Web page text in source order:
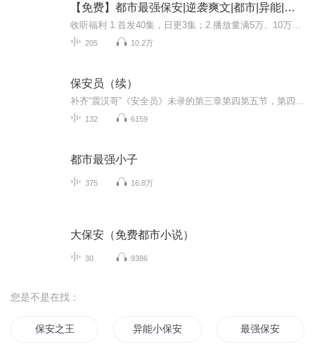
【免费】都市最强保安|逆袭爽文|都市|异能|言情| AI多播
205 10.2万
保安员（续）
132 6159
都市最强小子
375 16.8万
大保安（免费都市小说）
30 9386
您是不是在找：
保安之王 异能小保安 最强保安